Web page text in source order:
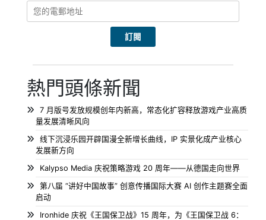
熱門頭條新聞
7 月版号发放规模创年内新高，常态化扩容释放游戏产业高质
量发展清晰风向
线下沉浸乐园开辟国漫全新增长曲线，IP 实景化成产业核心
发展新方向
Kalypso Media 庆祝策略游戏 20 周年——从德国走向世界
第八届 “讲好中国故事” 创意传播国际大赛 AI 创作主题赛全面
启动
Ironhide 庆祝《王国保卫战》15 周年，为《王国保卫战 6：